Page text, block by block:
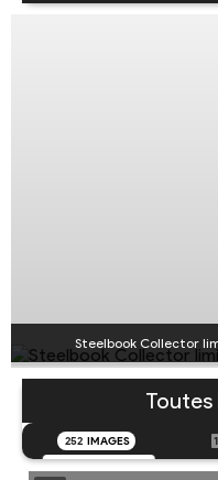
Steelbook Collector
Toutes
252 IMAGES